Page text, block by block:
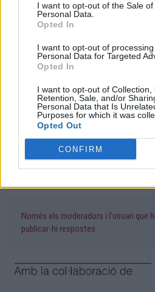
I want to opt-out of the Sale of
Personal Data.
Opted In
I want to opt-out of
Personal Data for Targeted
Opted In
I want to opt-out of Collection,
Retention, Sale, and/or
Personal Data that Is
Purposes for which it was
Opted Out
CONFIRM
Gràcies per la consulta i una abraçada!
@psico_crisalbo
La Laura Centellas t'ha moderat el
Cristina Albó , psicòloga experta
Moltes gràcies per la teva consulta!
Només els moderadors i l'usuari que
publicar-hi respostes.